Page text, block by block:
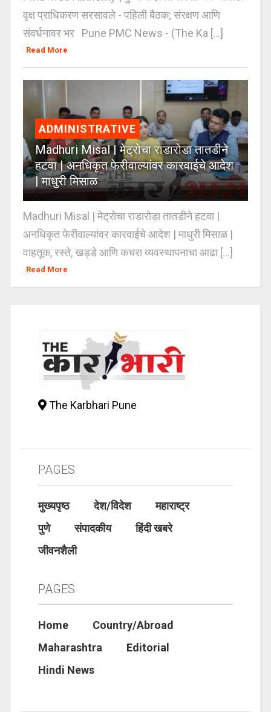
वृक्ष प्राधिकरण सरसावले - पहिली बैठक; संरक्षण आणि
संवर्धनावर भर Pune PMC News - (The Ka [...]
Read More
ADMINISTRATIVE
Madhuri Misal | मेट्रोचा राडारोडा तातडीने
हटवा | अनधिकृत फेरीवाल्यांवर कारवाईचे आदेश
| माधुरी मिसाळ
Madhuri Misal | मेट्रोचा राडारोडा तातडीने हटवा |
अनधिकृत फेरीवाल्यांवर कारवाईचे आदेश | माधुरी मिसाळ |
वाहतूक, रस्ते, खड्डे आणि कचरा व्यवस्थापनाचा आढा [...]
Read More
The Karbhari Pune
PAGES
मुख्यपृष्ठ देश/विदेश
महाराष्ट्र
पुणे
संपादकीय
हिंदी खबरे
जीवनशैली
PAGES
Home
Country/Abroad
Maharashtra
Editorial
Hindi News